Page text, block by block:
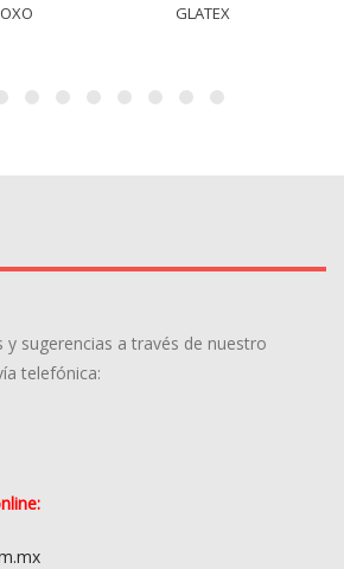
GLATEX
sugerencias a través de nuestro
telefónica: